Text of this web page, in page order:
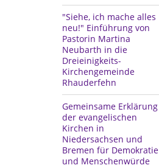
"Siehe, ich mache alles
neu!" Einführung von
Pastorin Martina
Neubarth in die
Dreieinigkeits-
Kirchengemeinde
Rhauderfehn
Gemeinsame Erklärung
der evangelischen
Kirchen in
Niedersachsen und
Bremen für Demokratie
und Menschenwürde